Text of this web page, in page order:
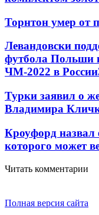
Торнтон умер от
Левандовски
футбола Польши
ЧМ-2022 в России
Турки заявил о
Владимира
Кроуфорд назвал
которого может
Читать комментарии
Полная версия сайта